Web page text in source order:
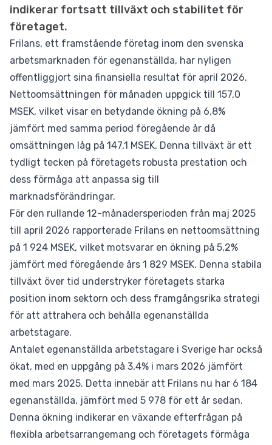
indikerar fortsatt tillväxt och stabilitet för
företaget.
Frilans, ett framstående företag inom den svenska
arbetsmarknaden för egenanställda, har nyligen
offentliggjort sina finansiella resultat för april 2026.
Nettoomsättningen för månaden uppgick till 157,0
MSEK, vilket visar en betydande ökning på 6,8%
jämfört med samma period föregående år då
omsättningen låg på 147,1 MSEK. Denna tillväxt är ett
tydligt tecken på företagets robusta prestation och
dess förmåga att anpassa sig till
marknadsförändringar.
För den rullande 12-månadersperioden från maj 2025
till april 2026 rapporterade Frilans en nettoomsättning
på 1 924 MSEK, vilket motsvarar en ökning på 5,2%
jämfört med föregående års 1 829 MSEK. Denna stabila
tillväxt över tid understryker företagets starka
position inom sektorn och dess framgångsrika strategi
för att attrahera och behålla egenanställda
arbetstagare.
Antalet egenanställda arbetstagare i Sverige har också
ökat, med en uppgång på 3,4% i mars 2026 jämfört
med mars 2025. Detta innebär att Frilans nu har 6 184
egenanställda, jämfört med 5 978 för ett år sedan.
Denna ökning indikerar en växande efterfrågan på
flexibla arbetsarrangemang och företagets förmåga